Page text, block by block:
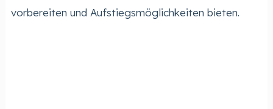
vorbereiten und Aufstiegsmöglichkeiten bieten.